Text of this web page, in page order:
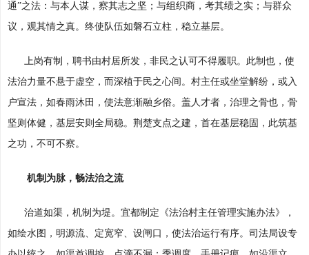
通”之法：与本人谋，察其志之坚；与组织商，考其绩之实；与群众
议，观其情之真。终使队伍如磐石立柱，稳立基层。
上岗有制，聘书由村居所发，非民之认可不得履职。此制也，使
法治力量不悬于虚空，而深植于民之心间。村主任或坐堂解纷，或入
户宣法，如春雨沐田，使法意渐融乡俗。盖人才者，治理之骨也，骨
坚则体健，基层安则全局稳。荆楚支点之建，首在基层稳固，此筑基
之功，不可不察。
机制为脉，畅法治之流
治道如渠，机制为堤。宜都制定《法治村主任管理实施办法》，
如绘水图，明源流、定宽窄、设闸口，使法治运行有序。司法局设专